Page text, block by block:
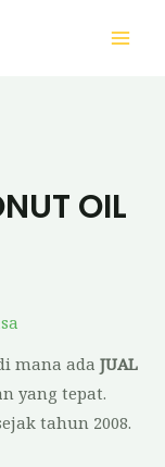
OIL
mana adaJUAL
yang tepat.
tahun 2008.